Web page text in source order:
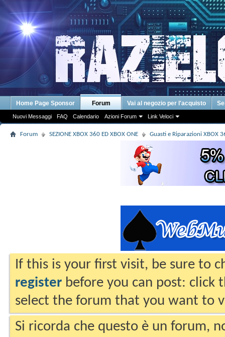
Home Page Sponsor Forum
Nuovi Messaggi FAQ Calendario Azioni Forum Link Veloci
Vai al negozio per l'acquisto
Forum SEZIONE XBOX 360 ED XBOX ONE Guasti e Riparazioni XBOX
If this is your first visit, be sure to
register before you can post: click
select the forum that you want to
Si ricorda che questo è un forum,